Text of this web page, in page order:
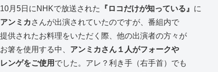
10月5日にNHKで放送された
『ロコだけが知っている』 に
アンミカ さんが出演されていたのですが、番組内で
提供されたお料理をいただく際、他の出演者の方々が
お箸を使用する中、 アンミカさん１人がフォークや
レンゲをご使用 でした。アレ？利き手（右手首）でも